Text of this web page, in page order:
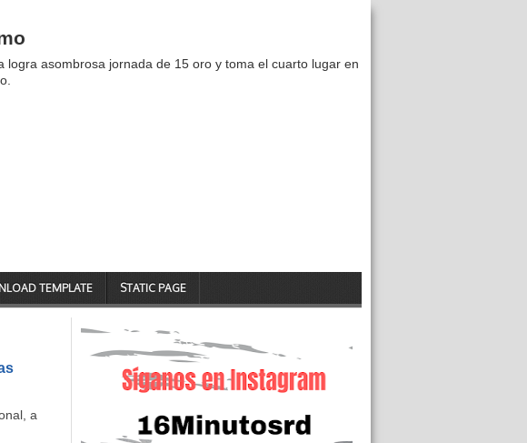
logra asombrosa jornada de 15 oro y toma el cuarto lugar en
TEMPLATE STATIC PAGE
a